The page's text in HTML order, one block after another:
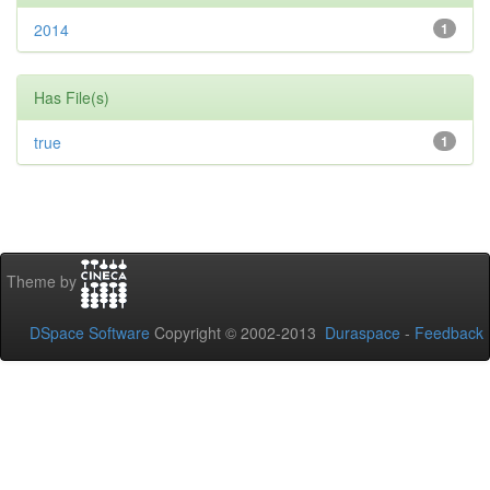
1
2014
Has File(s)
1
true
Theme by
DSpace Software Copyright © 2002-2013 Duraspace - Feedback